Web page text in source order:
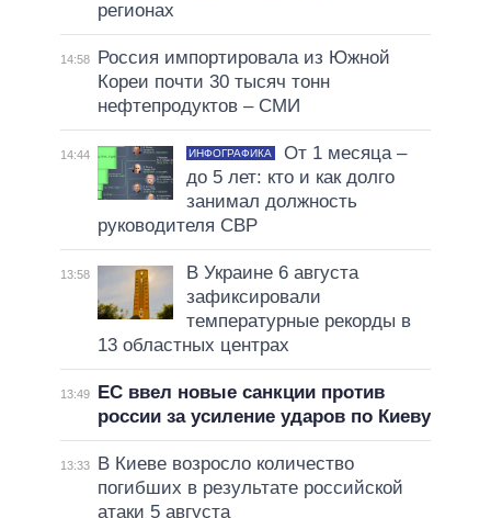
регионах
14:58
Россия импортировала из Южной
Кореи почти 30 тысяч тонн
нефтепродуктов – СМИ
14:44 ИНФОГРАФИКА
От 1 месяца –
до 5 лет: кто и как долго
занимал должность
руководителя СВР
13:58
В Украине 6 августа
зафиксировали
температурные рекорды в
13 областных центрах
13:49
ЕС ввел новые санкции против
россии за усиление ударов по Киеву
13:33
В Киеве возросло количество
погибших в результате российской
атаки 5 августа